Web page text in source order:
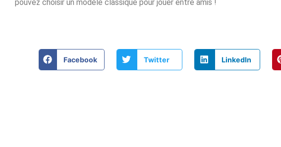
pouvez choisir un modèle classique pour jouer entre amis !
Facebook Twitter LinkedIn